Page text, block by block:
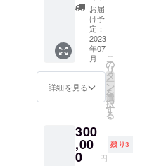
す ※
メール
でご案
内いた
しま
す。
した通
販サイ
「NIHO
NT」で
使える
2000円
引クー
ポン
2023年
12月31
日】 ※
お届
け予
定：
2023
年07
月
詳細を見る
こ
の
リ
タ
ー
ン
を
選
択
す
る
300
,00
0 円
残り3